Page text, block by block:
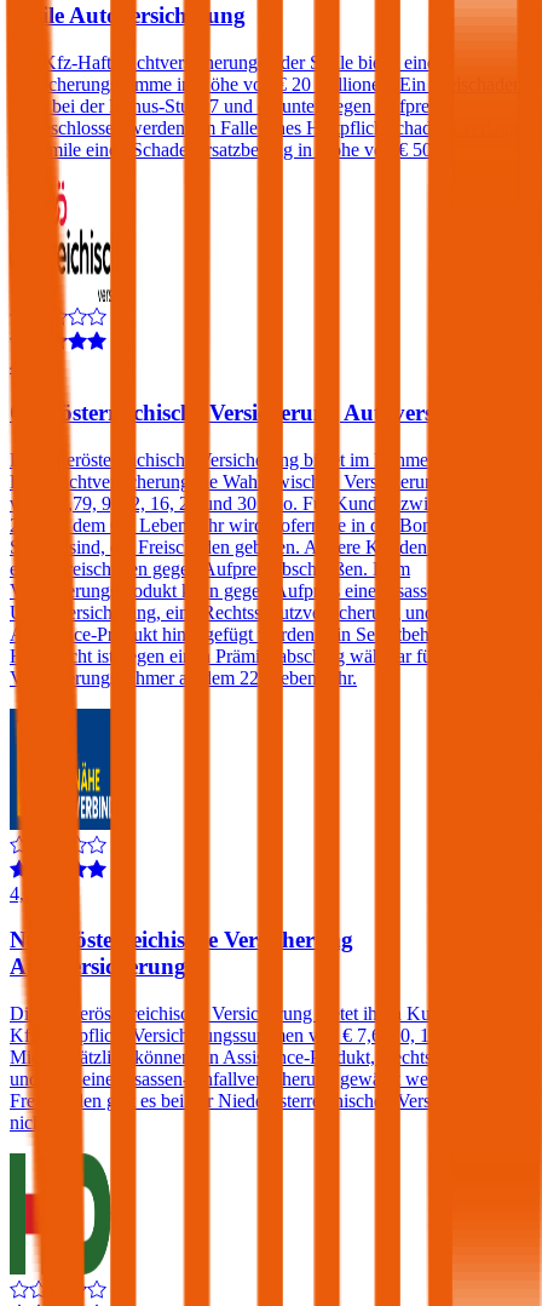
Smile Autoversicherung
Die Kfz-Haftpflichtversicherungen der Smile bietet eine
Versicherungssumme in Höhe von € 20 Millionen. Ein Freischaden
kann bei der Bonus-Stufe 7 und darunter gegen Aufpreis
eingeschlossen werden. Im Falle eines Haftpflichtschadens verlangt
die Smile einen Schadenersatzbeitrag in Höhe von € 500.
4,5
Oberösterreichische Versicherung Autoversicherung
Die Oberösterreichische Versicherung bietet im Rahmen der Kfz-
Haftpflichtversicherung die Wahl zwischen Versicherungssummen
von € 7,79, 9, 12, 16, 20 und 30 Mio. Für Kunden zwischen dem
25. und dem 69. Lebensjahr wird, sofern sie in der Bonus Malus-
Stufe 0 sind, ein Freischaden geboten. Andere Kunden können
einen Freischaden gegen Aufpreis abschließen. Dem
Versicherungsprodukt kann gegen Aufpreis eine Insassen-
Unfallversicherung, eine Rechtsschutzversicherung und/oder ein
Assistance-Produkt hinzugefügt werden. Ein Selbstbehalt in der
Haftpflicht ist gegen einen Prämienabschlag wählbar für
Versicherungsnehmer ab dem 22. Lebensjahr.
4,1
Niederösterreichische Versicherung
Autoversicherung
Die Niederösterreichische Versicherung bietet ihren Kunden in der
Kfz-Haftpflicht Versicherungssummen von € 7,6, 10, 15 und 20
Mio. Zusätzlich können ein Assistance-Produkt, Rechtsschutz
und/oder eine Insassen-Unfallversicherung gewählt werden. Einen
Freischaden gibt es bei der Niederösterreichischen Versicherung
nicht.